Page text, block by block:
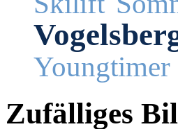
Youngtimer
Zufälliges